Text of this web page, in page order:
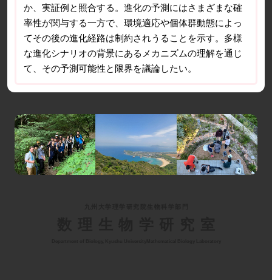
か、実証例と照合する。進化の予測にはさまざまな確
率性が関与する一方で、環境適応や個体群動態によっ
てその後の進化経路は制約されうることを示す。多様
な進化シナリオの背景にあるメカニズムの理解を通じ
て、その予測可能性と限界を議論したい。